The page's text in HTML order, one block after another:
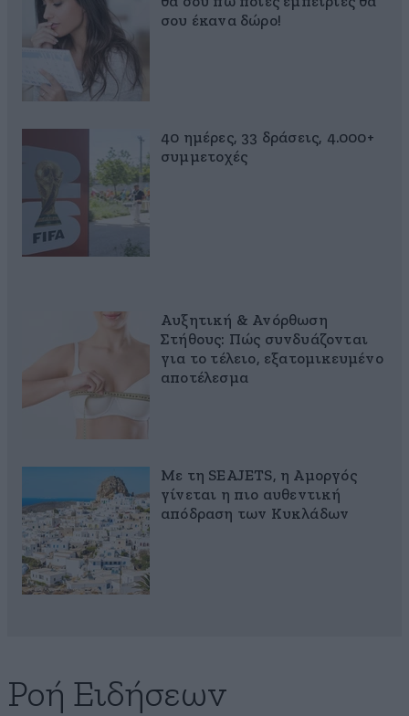
σου έκανα δώρο!
40 ημέρες, 33 δράσεις, 4.000+
συμμετοχές
Αυξητική & Ανόρθωση
Στήθους: Πώς συνδυάζονται
για το τέλειο, εξατομικευμένο
αποτέλεσμα
Με τη SEAJETS, η Αμοργός
γίνεται η πιο αυθεντική
απόδραση των Κυκλάδων
Ροή Ειδήσεων